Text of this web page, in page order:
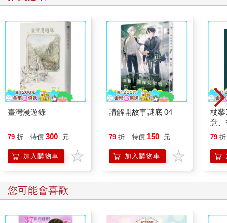
臺灣漫遊錄
79 折 特價 300 元
加入購物車
請解開故事謎底 04
79 折 特價 150 元
加入購物車
杖
意
恭
79 折
您可能會喜歡